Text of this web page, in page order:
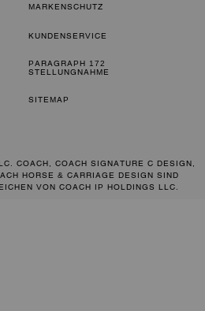
MARKENSCHUTZ
KUNDENSERVICE
PARAGRAPH 172
STELLUNGNAHME
SITEMAP
COACH, COACH SIGNATURE C DESIGN,
HORSE & CARRIAGE DESIGN SIND
VON COACH IP HOLDINGS LLC.